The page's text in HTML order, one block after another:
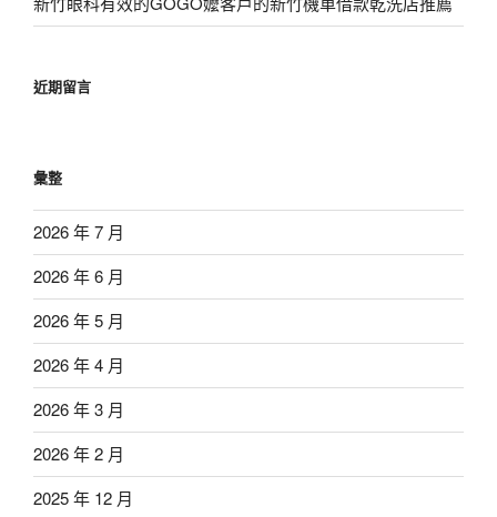
近期留言
彙整
2026 年 7 月
2026 年 6 月
2026 年 5 月
2026 年 4 月
2026 年 3 月
2026 年 2 月
2025 年 12 月